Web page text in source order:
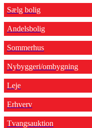
Sælg bolig
Andelsbolig
Sommerhus
Nybyggeri/ombygning
Leje
Erhverv
Tvangsauktion